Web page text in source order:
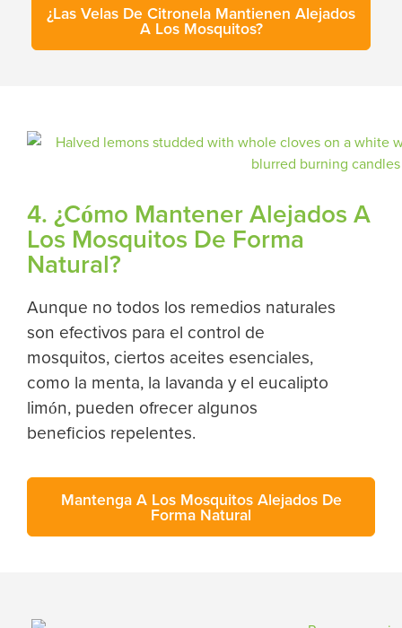
¿Las Velas De Citronela Mantienen Alejados
A Los Mosquitos?
4. ¿Cómo Mantener Alejados A
Los Mosquitos De Forma
Natural?
Aunque no todos los remedios naturales
son efectivos para el control de
mosquitos, ciertos aceites esenciales,
como la menta, la lavanda y el eucalipto
limón, pueden ofrecer algunos
beneficios repelentes.
Mantenga A Los Mosquitos Alejados De
Forma Natural